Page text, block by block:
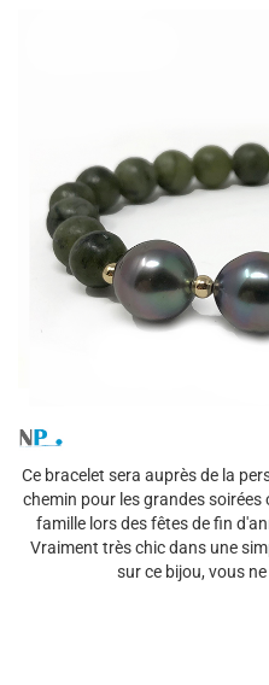
Ce bracelet sera auprès de la
chemin pour les grandes soirées
famille lors des fêtes de fin
Vraiment très chic dans une
sur ce bijou, vous